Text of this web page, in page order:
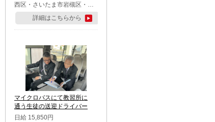
西区・さいたま市岩槻区・久
喜市・蓮田市
詳細はこちらから
マイクロバスにて教習所に
通う生徒の送迎ドライバー
日給 15,850円